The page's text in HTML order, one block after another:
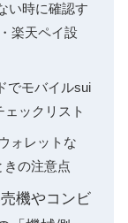
い時に確認す
楽天ペイ設
でモバイルsui
ックリスト
ォレットな
きの注意点
機やコンビ